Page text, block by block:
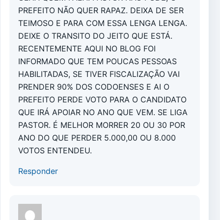
PREFEITO NÃO QUER RAPAZ. DEIXA DE SER
TEIMOSO E PARA COM ESSA LENGA LENGA.
DEIXE O TRANSITO DO JEITO QUE ESTÁ.
RECENTEMENTE AQUI NO BLOG FOI
INFORMADO QUE TEM POUCAS PESSOAS
HABILITADAS, SE TIVER FISCALIZAÇÃO VAI
PRENDER 90% DOS CODOENSES E AI O
PREFEITO PERDE VOTO PARA O CANDIDATO
QUE IRÁ APOIAR NO ANO QUE VEM. SE LIGA
PASTOR. É MELHOR MORRER 20 OU 30 POR
ANO DO QUE PERDER 5.000,00 OU 8.000
VOTOS ENTENDEU.
Responder